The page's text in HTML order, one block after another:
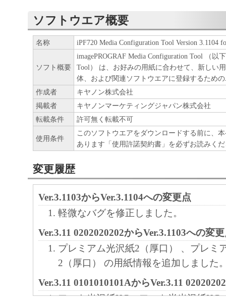
それぞれにおいて使用（「使用」とは、「
ア」をコンピュータの記憶媒体上にインス
と、またはコンピュータにおいて表示する
すること、読み出すこと、もしくは実行す
も含むものとします）することができます
た、お客様が「プリンタ」を使用すること
様のイントラネット内のユーザ（以下「指
います）に、本契約の条件の下で、「許諾
を使用させることができます。その場合、
かる「指定ユーザ」を本契約の条件に従わ
き、すべての責任を負っていただくものと
(2) お客様は、再使用許諾、譲渡、頒布、
により、第三者に「本ソフトウエア」を使
させることはできません。
(3) お客様は、「本ソフトウエア」の全部
正、改変、リバース・エンジニアリング、
このような行為をさせてはなりません。
ソフトウエア概要
名称 iPF720 Media Configuration Tool Version 3.1104
ソフト概要
imagePROGRAF Media Configuration Tool （以
Tool） は、お好みの用紙に合わせて、新しい
体、および関連ソフトウエアに登録するため
作成者
キヤノン株式会社
掲載者
キヤノンマーケティングジャパン株式会社
転載条件
許可無く転載不可
使用条件
このソフトウエアをダウンロードする前に、
あります「使用許諾契約書」を必ずお読みく
変更履歴
Ver.3.1103からVer.3.1104への変更点
軽微なバグを修正しました。
Ver.3.11 0202020202からVer.3.1103への変
プレミアム光沢紙2（厚口） 、プレミ
2（厚口） の用紙情報を追加しました
Ver.3.11 0101010101AからVer.3.11
フォト光沢紙HG、フォト半光沢紙HG